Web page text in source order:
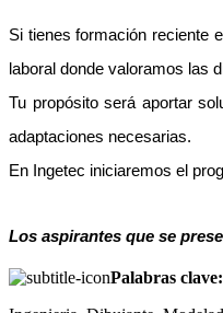
Si tienes formación reciente
laboral donde valoramos las
Tu propósito será aportar
adaptaciones necesarias.
En Ingetec iniciaremos el
Los aspirantes que se
Palabras clave: